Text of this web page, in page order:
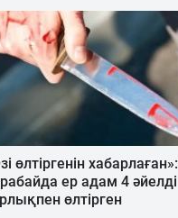
өлтіргенін хабарлаған»:
ер адам 4 әйелді
өлтірген